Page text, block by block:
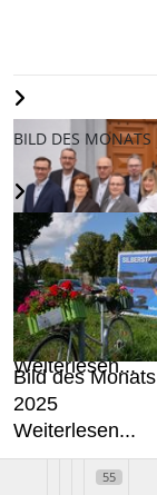
AfD stellt
Freiberger
Weiterlesen...
BILD DES MONATS
Bild des
2025
Weiterlesen...
55